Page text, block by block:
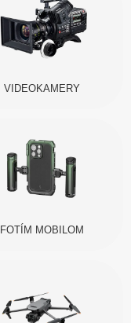
VIDEOKAMERY
FOTÍM MOBILOM